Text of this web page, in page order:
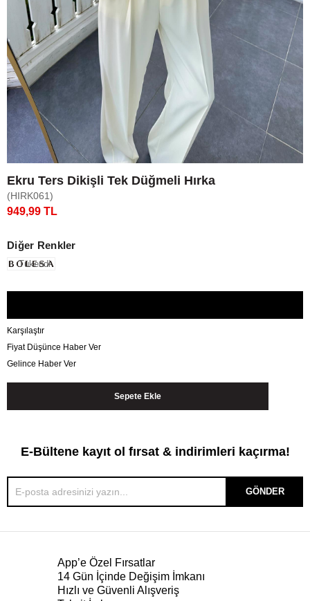
Ekru Ters Dikişli Tek Düğmeli Hırka
(HIRK061)
949,99 TL
Diğer Renkler
Tükendi
Karşılaştır
Fiyat Düşünce Haber Ver
Gelince Haber Ver
E-Bültene kayıt ol fırsat & indirimleri kaçırma!
GÖNDER
App’e Özel Fırsatlar
14 Gün İçinde Değişim İmkanı
Hızlı ve Güvenli Alışveriş